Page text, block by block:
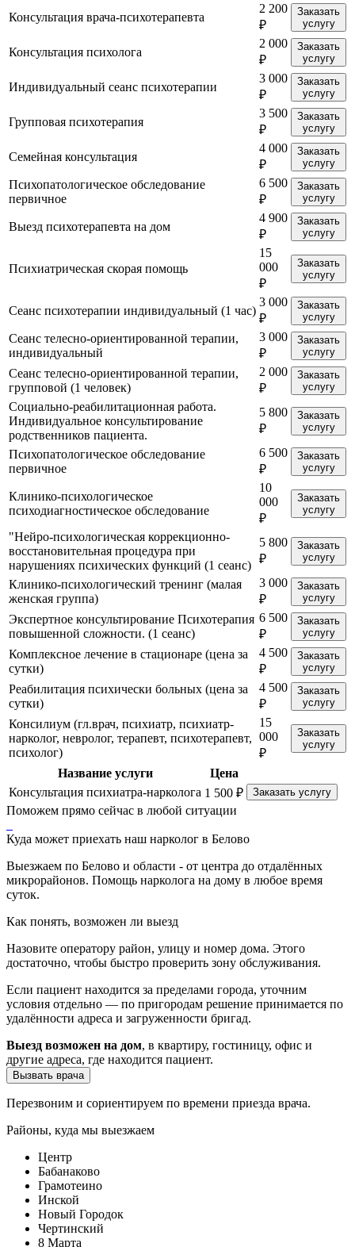
Консультация врача-психотерапевта
2 200
₽
Заказать
услугу
Консультация психолога
2 000
₽
Заказать
услугу
Индивидуальный сеанс психотерапии
3 000
₽
Заказать
услугу
Групповая психотерапия
3 500
₽
Заказать
услугу
Семейная консультация
4 000
₽
Заказать
услугу
Психопатологическое обследование
первичное
6 500
₽
Заказать
услугу
Выезд психотерапевта на дом
4 900
₽
Заказать
услугу
Психиатрическая скорая помощь
15
000
₽
Заказать
услугу
Сеанс психотерапии индивидуальный (1 час)
3 000
₽
Заказать
услугу
Сеанс телесно-ориентированной терапии,
индивидуальный
3 000
₽
Заказать
услугу
Сеанс телесно-ориентированной терапии,
групповой (1 человек)
2 000
₽
Заказать
услугу
Социально-реабилитационная работа.
Индивидуальное консультирование
родственников пациента.
5 800
₽
Заказать
услугу
Психопатологическое обследование
первичное
6 500
₽
Заказать
услугу
Клинико-психологическое
психодиагностическое обследование
10
000
₽
Заказать
услугу
"Нейро-психологическая коррекционно-
восстановительная процедура при
нарушениях психических функций (1 сеанс)
5 800
₽
Заказать
услугу
Клинико-психологический тренинг (малая
женская группа)
3 000
₽
Заказать
услугу
Экспертное консультирование Психотерапия
повышенной сложности. (1 сеанс)
6 500
₽
Заказать
услугу
Комплексное лечение в стационаре (цена за
сутки)
4 500
₽
Заказать
услугу
Реабилитация психически больных (цена за
сутки)
4 500
₽
Заказать
услугу
Консилиум (гл.врач, психиатр, психиатр-
нарколог, невролог, терапевт, психотерапевт,
психолог)
15
000
₽
Заказать
услугу
Название услуги
Цена
Консультация психиатра-нарколога 1 500 ₽ Заказать услугу
Поможем прямо сейчас в любой ситуации
Куда может приехать наш нарколог в Белово
Выезжаем по Белово и области - от центра до отдалённых
микрорайонов. Помощь нарколога на дому в любое время
суток.
Как понять, возможен ли выезд
Назовите оператору район, улицу и номер дома. Этого
достаточно, чтобы быстро проверить зону обслуживания.
Если пациент находится за пределами города, уточним
условия отдельно — по пригородам решение принимается по
удалённости адреса и загруженности бригад.
Выезд возможен на дом, в квартиру, гостиницу, офис и
другие адреса, где находится пациент.
Вызвать врача
Перезвоним и сориентируем по времени приезда врача.
Районы, куда мы выезжаем
Центр
Бабанаково
Грамотеино
Инской
Новый Городок
Чертинский
8 Марта